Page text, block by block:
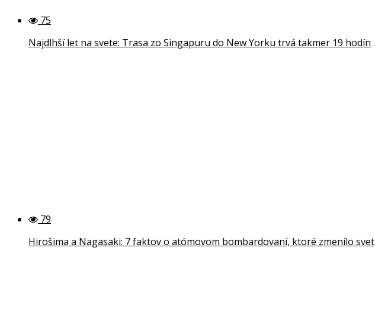
75
Najdlhší let na svete: Trasa zo Singapuru do New Yorku trvá takmer 19 hodín
79
Hirošima a Nagasaki: 7 faktov o atómovom bombardovaní, ktoré zmenilo svet